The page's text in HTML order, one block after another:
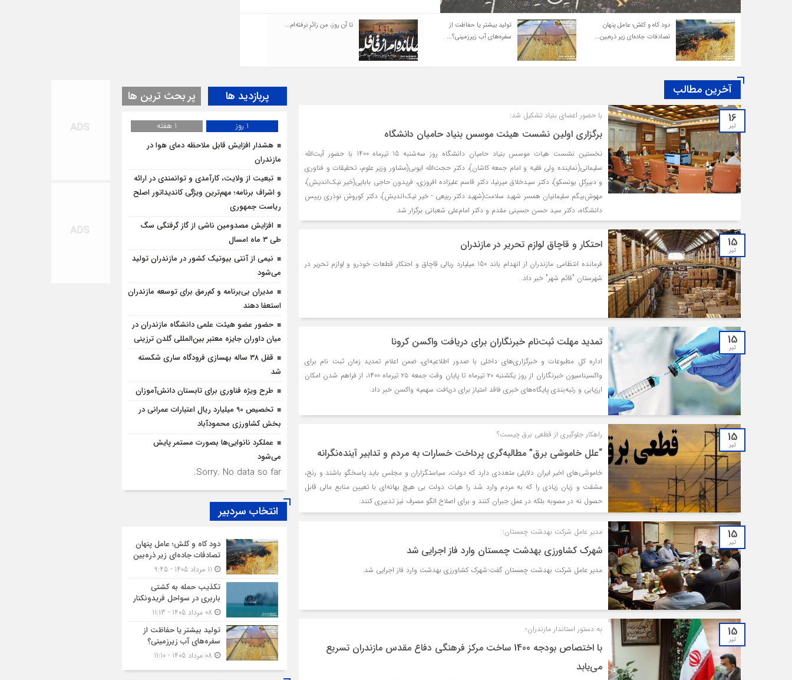
دود کاه و کلش؛ عامل پنهان
تصادفات جاده‌ای زیر ذره‌بین...
تولید بیشتر یا حفاظت از
سفره‌های آب زیرزمینی؟...
تا آن روز، من زائرِ نرفته‌ام…
آخرین مطالب
16
تیر
با حضور اعضای بنیاد تشکیل شد:
برگزاری اولین نشست هیئت موسس بنیاد حامیان دانشگاه
نخستین نشست هیات موسس بنیاد حامیان دانشگاه روز سه‌شنبه 15 تیرماه 1400 با حضور آیت‌الله
سلیمانی(نماینده ولی فقیه و امام جمعه کاشان)، دکتر حجت‌الله ایوبی(مشاور وزیر علوم، تحقیقات و فناوری
و دبیرکل یونسکو)، دکتر سیدخلاق میرنیا، دکتر قاسم علیزاده‌ افروزی، فریدون حاجی بابایی(خیر نیک‌اندیش)،
مهوش‌بیگم سلیمانیان همسر شهید سلامت(شهید دکتر ربیعی - خیر نیک‌اندیش)، دکتر کوروش نوذری رییس
دانشگاه، دکتر سید حسن حسینی مقدم و دکتر امام‌علی شعبانی برگزار شد.
15
تیر احتکار و قاچاق لوازم تحریر در مازندران
فرمانده انتظامی مازندران از انهدام باند 150 میلیارد ریالی قاچاق و احتکار قطعات خودرو و لوازم تحریر در
شهرستان "قائم شهر" خبر داد.
15
تیر تمدید مهلت ثبت‌نام خبرنگاران برای دریافت واکسن کرونا
اداره کل مطبوعات و خبرگزاری‌های داخلی با صدور اطلاعیه‌ای، ضمن اعلام تمدید زمان ثبت نام برای
واکسیناسیون خبرنگاران از روز یکشنبه ۲۰ تیرماه تا پایان وقت جمعه ۲۵ تیرماه ۱۴۰۰، از فراهم شدن امکان
ارزیابی و رتبه‌بندی پایگاه‌های خبری فاقد امتیاز برای دریافت سهمیه واکسن خبر داد.
15
تیر
راهکار جلوگیری از قطعی برق چیست؟
“علل خاموشی برق” مطالبه‌گری پرداخت خسارات به مردم و تدابیر آینده‌نگرانه
خاموشی‌های اخیر ایران دلایلی متعددی دارد که دولت، سیاستگزاران و مجلس باید پاسخگو باشند و رنج،
مشقت و زیان زیادی را که به مردم وارد شد را هیات دولت بی هیچ بهانه‌ای با تعیین منابع مالی قابل
حصول نه در مصوبه بلکه در عمل جبران کنند و برای اصلاح الگو مصرف نیز تدبیری کنند.
15
تیر
مدیر عامل شرکت بهدشت چمستان:
شهرک کشاورزی بهدشت چمستان وارد فاز اجرایی شد
مدیر عامل شرکت بهدشت چمستان گفت:شهرک کشاورزی بهدشت وارد فاز اجرایی شد.
15
تیر
به دستور استاندار مازندران؛
با اختصاص بودجه 1400 ساخت مرکز فرهنگی دفاع مقدس مازندران تسریع
می‌یابد
پربازدید ها پر بحث ترین ها
1 روز
1 هفته
هشدار افزایش قابل ملاحظه دمای هوا در
مازندران
تبعیت از ولایت، کارآمدی و توانمندی در ارائه
و اشراف برنامه؛ مهم‌ترین ویژگی کاندیداتور اصلح
ریاست جمهوری
افزایش مصدومین ناشی از گاز گرفتگی سگ
طی ۳ ماه امسال
نیمی از آنتی بیوتیک کشور در مازندران تولید
می‌شود
مدیران بی‌برنامه و کم‌رمق برای توسعه مازندران
استعفا دهند
حضور عضو هیئت علمی دانشگاه مازندران در
میان داوران جایزه معتبر بین‌المللی گلدن ترزینی
قفل ۳۸ ساله بهسازی فرودگاه ساری شکسته
شد
طرح ویژه فناوری برای تابستان دانش‌آموزان
تخصیص 90 میلیارد ریال اعتبارات عمرانی در
بخش کشاورزی محمودآباد
عملکرد نانوایی‌ها بصورت مستمر پایش
می‌شود
Sorry. No data so far.
انتخاب سردبیر
دود کاه و کلش؛ عامل پنهان
تصادفات جاده‌ای زیر ذره‌بین
تکذیب حمله به کشتی
باربری در سواحل فریدونکنار
تولید بیشتر یا حفاظت از
سفره‌های آب زیرزمینی؟